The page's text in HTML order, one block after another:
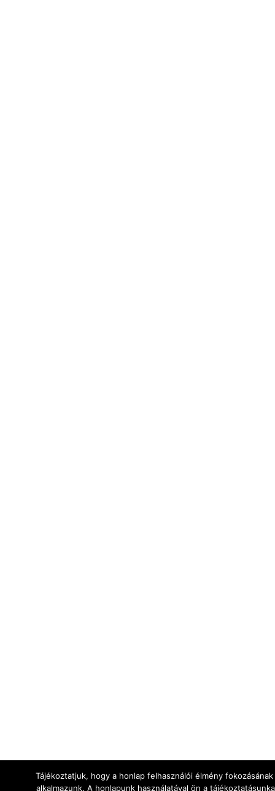
Tájékoztatjuk, hogy a honlap felhasználói élmény
alkalmazunk. A honlapunk használatával ön a